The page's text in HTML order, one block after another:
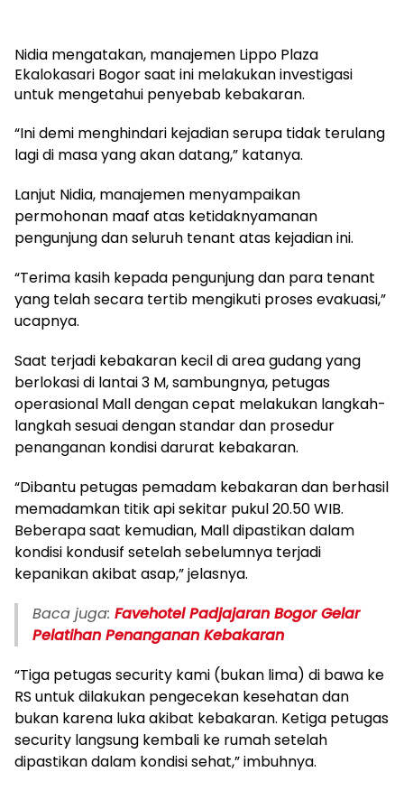
Nidia mengatakan, manajemen Lippo Plaza
Ekalokasari Bogor saat ini melakukan investigasi
untuk mengetahui penyebab kebakaran.
“Ini demi menghindari kejadian serupa tidak terulang
lagi di masa yang akan datang,” katanya.
Lanjut Nidia, manajemen menyampaikan
permohonan maaf atas ketidaknyamanan
pengunjung dan seluruh tenant atas kejadian ini.
“Terima kasih kepada pengunjung dan para tenant
yang telah secara tertib mengikuti proses evakuasi,”
ucapnya.
Saat terjadi kebakaran kecil di area gudang yang
berlokasi di lantai 3 M, sambungnya, petugas
operasional Mall dengan cepat melakukan langkah-
langkah sesuai dengan standar dan prosedur
penanganan kondisi darurat kebakaran.
“Dibantu petugas pemadam kebakaran dan berhasil
memadamkan titik api sekitar pukul 20.50 WIB.
Beberapa saat kemudian, Mall dipastikan dalam
kondisi kondusif setelah sebelumnya terjadi
kepanikan akibat asap,” jelasnya.
Baca juga: Favehotel Padjajaran Bogor Gelar
Pelatihan Penanganan Kebakaran
“Tiga petugas security kami (bukan lima) di bawa ke
RS untuk dilakukan pengecekan kesehatan dan
bukan karena luka akibat kebakaran. Ketiga petugas
security langsung kembali ke rumah setelah
dipastikan dalam kondisi sehat,” imbuhnya.